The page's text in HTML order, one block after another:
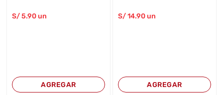
S/5.90 un
AGREGAR
S/14.90un
AGREGAR